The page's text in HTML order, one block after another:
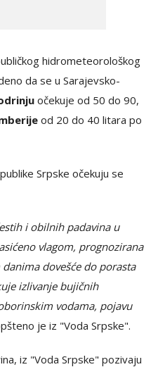
hidrometeorološkog
da se u Sarajevsko-
očekuje od 50 do 90,
od 20 do 40 litara po
Srpske očekuju se
i obilnih padavina u
vlagom, prognozirana
dovešće do porasta
izlivanje bujičnih
vodama, pojavu
je iz "Voda Srpske".
iz "Voda Srpske" pozivaju